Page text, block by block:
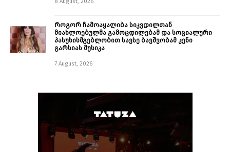
8 August, 2026
როგორ ჩამოაყალიბა სიკვდილთან
მიახლოებულმა გამოცდილებამ და სოციალური
პასუხისმგებლობით სავსე ბავშვობამ კენი
გარსიას მუსიკა
7 August, 2026